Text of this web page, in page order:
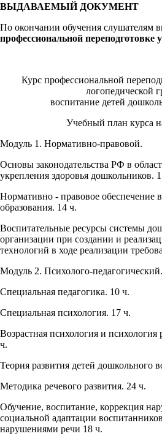
ВЫДАВАЕМЫЙ ДОКУМЕНТ
По окончании обучения слушателям
профессиональной переподготовке
Курс профессиональной
логопедической
воспитание детей
Учебный план курса
Модуль 1. Нормативно-правовой.
Основы законодательства РФ в
укрепления здоровья дошкольников.
Нормативно - правовое обеспечение
образования. 14 ч.
Воспитательные ресурсы системы
организации при создании и
технологий в ходе реализации
Модуль 2. Психолого-педагогический.
Специальная педагогика. 10 ч.
Специальная психология. 17 ч.
Возрастная психология и
ч.
Теория развития детей дошкольного
Методика речевого развития. 24 ч.
Обучение, воспитание, коррекция
социальной адаптации
нарушениями речи 18 ч.